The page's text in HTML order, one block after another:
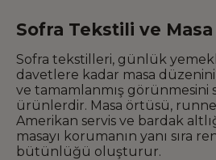
Sofra Tekstili ve
Sofra tekstilleri, günlük
davetlere kadar masa
ve tamamlanmış görünmesini
ürünlerdir. Masa örtüsü,
Amerikan servis ve bardak
masayı korumanın yanı sıra
bütünlüğü oluşturur.